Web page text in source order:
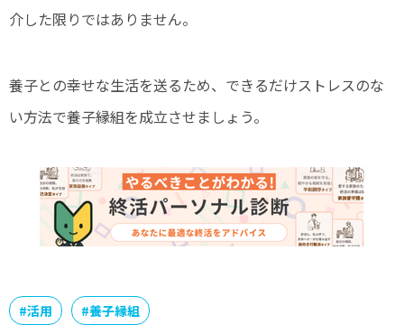
介した限りではありません。
養子との幸せな生活を送るため、できるだけストレスのな
い方法で養子縁組を成立させましょう。
#活用 #養子縁組